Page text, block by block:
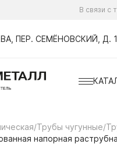
В связи с
ПЕР. СЕМЁНОВСКИЙ, Д.
/Трубы чугунные/
напорная